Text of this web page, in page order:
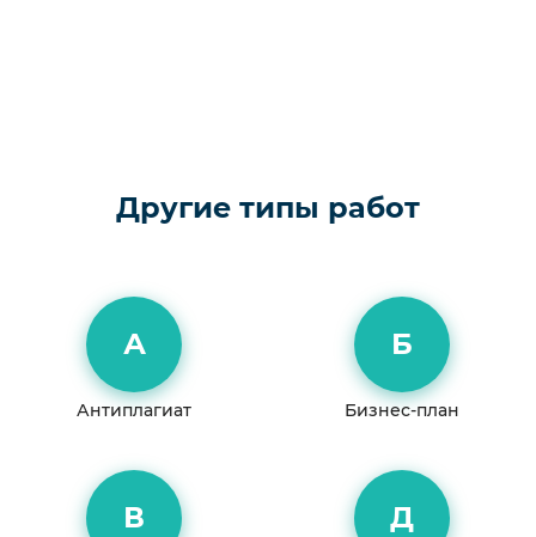
Другие типы работ
А
Антиплагиат
Б
Бизнес-план
В Д